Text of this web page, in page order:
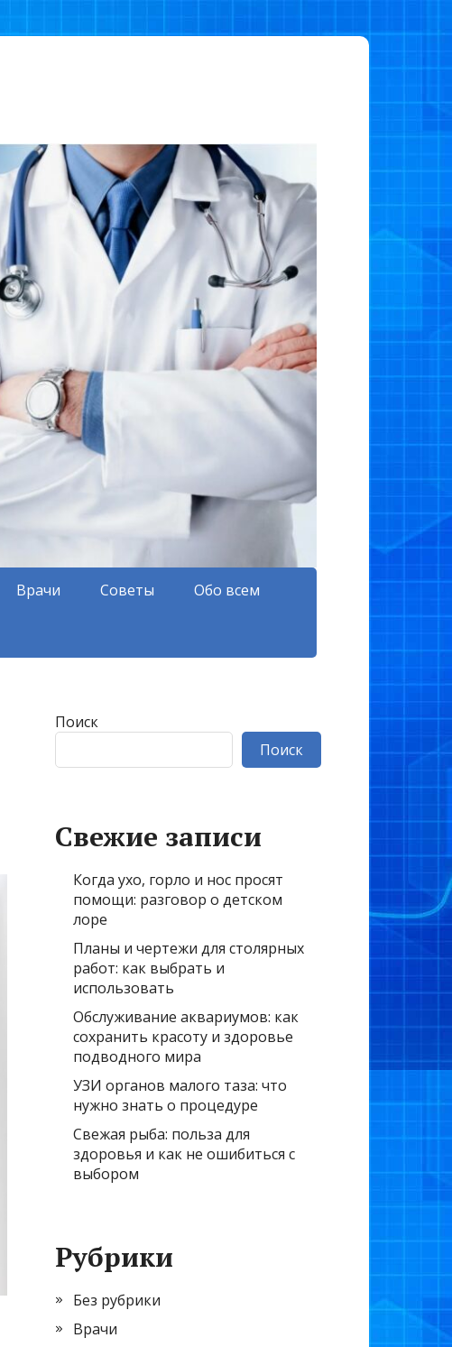
Врачи Советы Обо всем
Поиск
Поиск
Свежие записи
Когда ухо, горло и нос просят
помощи: разговор о детском
лоре
Планы и чертежи для столярных
работ: как выбрать и
использовать
Обслуживание аквариумов: как
сохранить красоту и здоровье
подводного мира
УЗИ органов малого таза: что
нужно знать о процедуре
Свежая рыба: польза для
здоровья и как не ошибиться с
выбором
Рубрики
Без рубрики
Врачи